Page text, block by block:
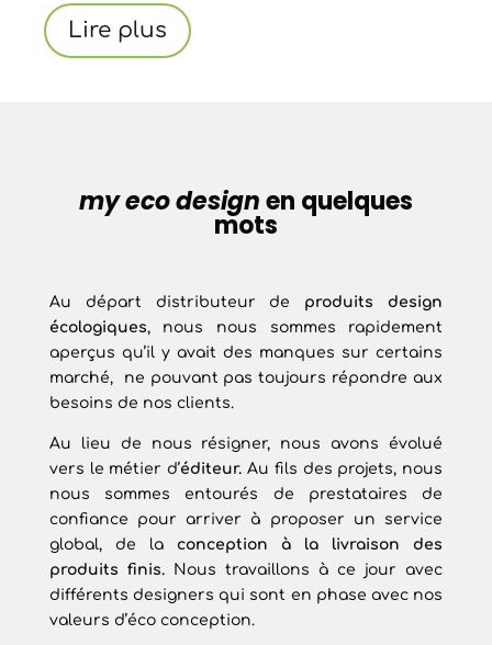
Lire plus
my eco designen quelques
mots
Au départ distributeur de produits design
écologiques, nous nous sommes rapidement
aperçus qu’il y avait des manques sur certains
marché, ne pouvant pas toujours répondre aux
besoins de nos clients.
Au lieu de nous résigner, nous avons évolué
vers le métier d’éditeur. Au fils des projets, nous
nous sommes entourés de prestataires de
confiance pour arriver à proposer un service
global, de la conception à la livraison des
produits finis.Nous travaillons à ce jour avec
différents designers qui sont en phase avec nos
valeurs d’éco conception.